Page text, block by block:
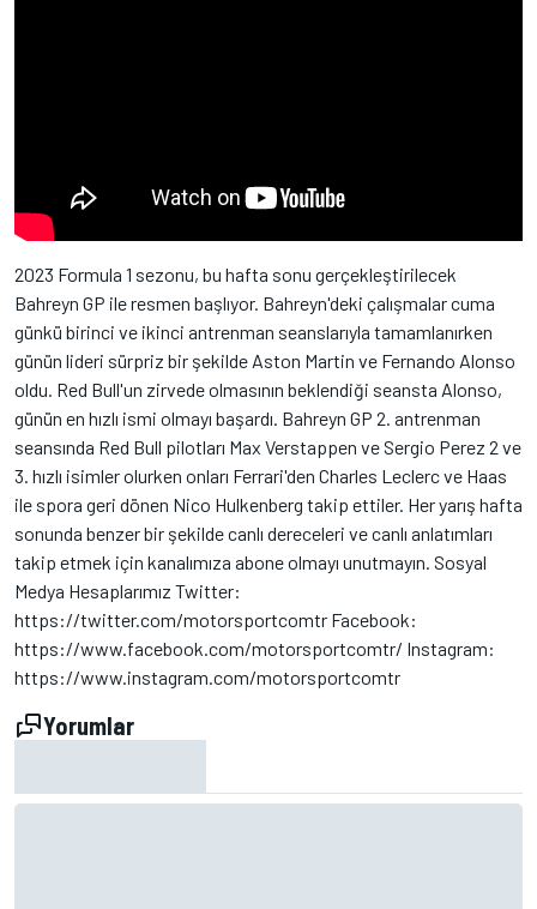
2023 Formula 1 sezonu, bu hafta sonu gerçekleştirilecek
Bahreyn GP ile resmen başlıyor. Bahreyn'deki çalışmalar cuma
günkü birinci ve ikinci antrenman seanslarıyla tamamlanırken
günün lideri sürpriz bir şekilde Aston Martin ve Fernando Alonso
oldu. Red Bull'un zirvede olmasının beklendiği seansta Alonso,
günün en hızlı ismi olmayı başardı. Bahreyn GP 2. antrenman
seansında Red Bull pilotları Max Verstappen ve Sergio Perez 2 ve
3. hızlı isimler olurken onları Ferrari'den Charles Leclerc ve Haas
ile spora geri dönen Nico Hulkenberg takip ettiler. Her yarış hafta
sonunda benzer bir şekilde canlı dereceleri ve canlı anlatımları
takip etmek için kanalımıza abone olmayı unutmayın. Sosyal
Medya Hesaplarımız Twitter:
https://twitter.com/motorsportcomtr Facebook:
https://www.facebook.com/motorsportcomtr/ Instagram:
https://www.instagram.com/motorsportcomtr
Yorumlar